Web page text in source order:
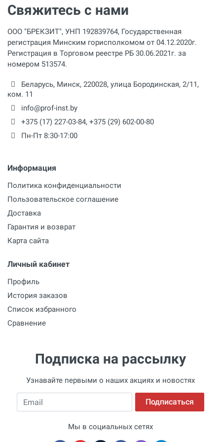
Свяжитесь с нами
ООО "БРЕКЗИТ", УНП 192839764, Государственная
регистрация Минским горисполкомом от 04.12.2020г.
Регистрация в Торговом реестре РБ 30.06.2021г. за
номером 513574.
Беларусь, Минск, 220028, улица Бородинская, 2/11,
ком. 11
info@prof-inst.by
+375 (17) 227-03-84, +375 (29) 602-00-80
Пн-Пт 8:30-17:00
Информация
Политика конфиденциальности
Пользовательское соглашение
Доставка
Гарантия и возврат
Карта сайта
Личный кабинет
Профиль
История заказов
Список избранного
Сравнение
Подписка на рассылку
Узнавайте первыми о наших акциях и новостях
Email Подписаться
Мы в социальных сетях